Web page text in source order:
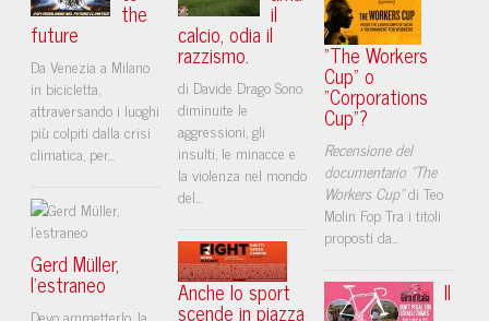
the
future
Da Venezia a Milano
in bicicletta,
attraversando i luoghi
più colpiti dalla crisi
climatica, per...
Gerd Müller,
l’estraneo
Devo ammetterlo, la
il
calcio, odia il
razzismo.
di Davide Drago Sono
diminuite le
aggressioni, gli
insulti, le minacce e
la violenza nel mondo
del...
Anche lo sport
scende in piazza
"The Workers
Cup" o
"Corporations
Cup"?
Recensione del
documentario "The
Workers Cup"di Teo
Molin Fop Tra i titoli
proposti da...
Il